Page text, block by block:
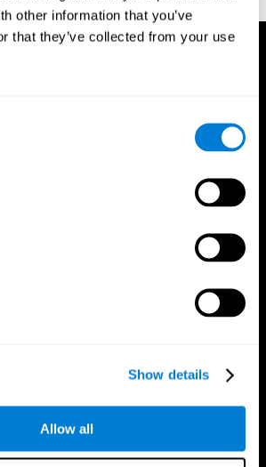
other information that you’ve
that they’ve collected from your use
Show details
Allow all